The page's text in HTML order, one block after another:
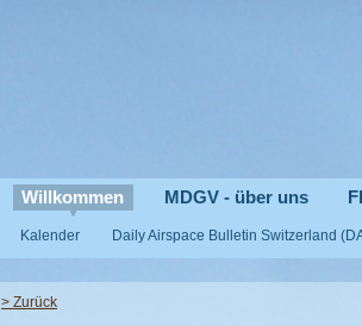
Willkommen MDGV - über uns
Kalender Daily Airspace Bulletin Switzerland
> Zurück